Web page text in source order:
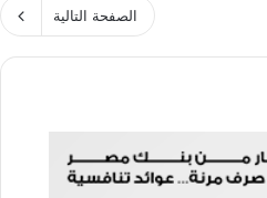
الصفحة التالية